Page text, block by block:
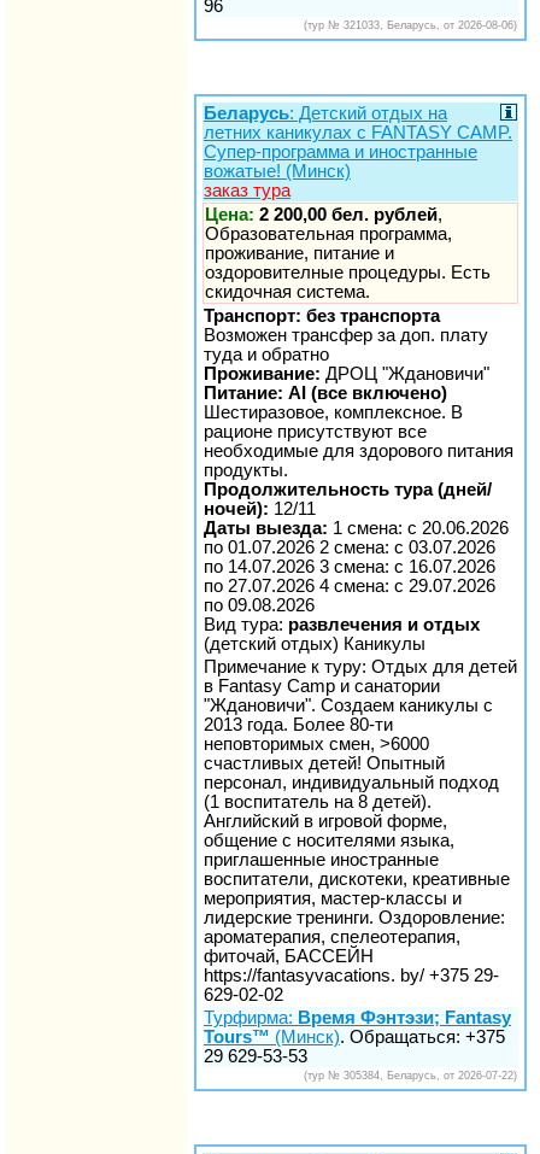
96
(тур № 321033, Беларусь, от 2026-08-06)
Беларусь: Детский отдых на
летних каникулах с FANTASY CAMP.
Супер-программа и иностранные
вожатые! (Минск)
заказ тура
Цена: 2 200,00 бел. рублей,
Образовательная программа,
проживание, питание и
оздоровителные процедуры. Есть
скидочная система.
Транспорт: без транспорта
Возможен трансфер за доп. плату
туда и обратно
Проживание: ДРОЦ "Ждановичи"
Питание: AI (все включено)
Шестиразовое, комплексное. В
рационе присутствуют все
необходимые для здорового питания
продукты.
Продолжительность тура (дней/
ночей): 12/11
Даты выезда: 1 смена: с 20.06.2026
по 01.07.2026 2 смена: с 03.07.2026
по 14.07.2026 3 смена: с 16.07.2026
по 27.07.2026 4 смена: с 29.07.2026
по 09.08.2026
Вид тура: развлечения и отдых
(детский отдых) Каникулы
Примечание к туру: Отдых для детей
в Fantasy Camp и санатории
"Ждановичи". Создаем каникулы с
2013 года. Более 80-ти
неповторимых смен, >6000
счастливых детей! Опытный
персонал, индивидуальный подход
(1 воспитатель на 8 детей).
Английский в игровой форме,
общение с носителями языка,
приглашенные иностранные
воспитатели, дискотеки, креативные
мероприятия, мастер-классы и
лидерские тренинги. Оздоровление:
ароматерапия, спелеотерапия,
фиточай, БАССЕЙН
https://fantasyvacations. by/ +375 29-
629-02-02
Турфирма: Время Фэнтэзи; Fantasy
Tours™ (Минск). Обращаться: +375
29 629-53-53
(тур № 305384, Беларусь, от 2026-07-22)